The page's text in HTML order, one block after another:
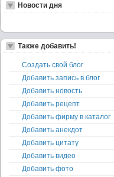
Новости дня
Также добавить!
Создать свой блог
Добавить запись в блог
Добавить новость
Добавить рецепт
Добавить фирму в каталог
Добавить анекдот
Добавить цитату
Добавить видео
Добавить фото